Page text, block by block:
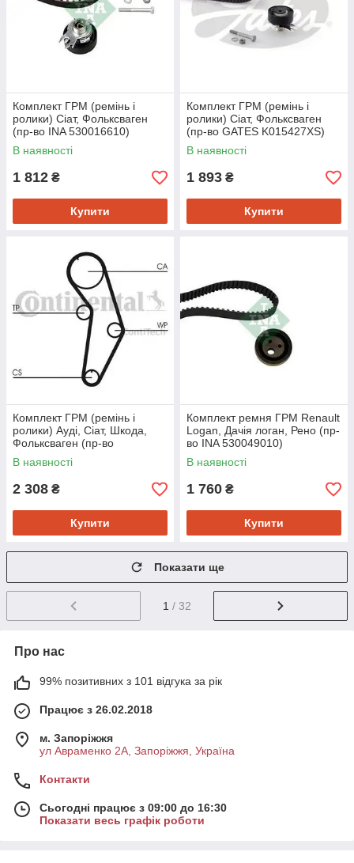
Комплект ГРМ (ремінь і
ролики) Сіат, Фольксваген
(пр-во INA 530016610)
В наявності
1 812 ₴
Купити
Комплект ГРМ (ремінь і
ролики) Сіат, Фольксваген
(пр-во GATES K015427XS)
В наявності
1 893 ₴
Купити
Комплект ГРМ (ремінь і
ролики) Ауді, Сіат, Шкода,
Фольксваген (пр-во
CONTITECH CT908K1)
В наявності
2 308 ₴
Купити
Комплект ремня ГРМ Renault
Logan, Дачія логан, Рено (пр-
во INA 530049010)
В наявності
1 760 ₴
Купити
Показати ще
1 / 32
Про нас
99% позитивних з 101 відгука за рік
Працює з 26.02.2018
м. Запоріжжя
ул Авраменко 2А, Запоріжжя, Україна
Контакти
Сьогодні працює з 09:00 до 16:30
Показати весь графік роботи